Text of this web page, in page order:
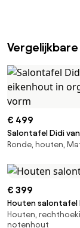
€ 499
Salontafel Didi
organische vorm
Ronde, houten,
€ 399
Houten salontafel
Houten,
notenhout